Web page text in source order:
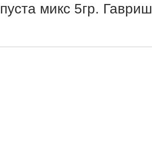
микс 5гр. Гавриш